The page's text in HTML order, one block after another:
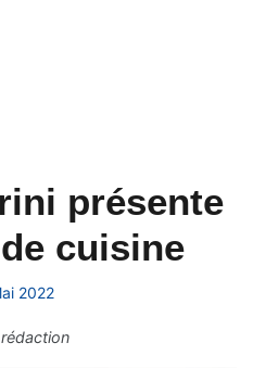
présente
cuisine
2022